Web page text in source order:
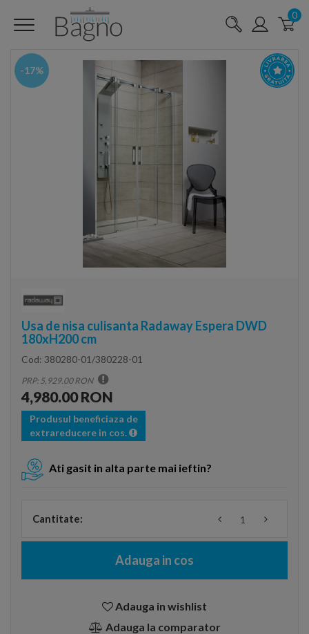
0
-17%
Usa de nisa culisanta Radaway Espera DWD
180xH200 cm
Cod: 380280-01/380228-01
PRP: 5,929.00 RON
4,980.00 RON
Produsul beneficiaza de
extrareducere in cos.
Ati gasit in alta parte mai ieftin?
Cantitate:
Adauga in cos
Adauga in wishlist
Adauga la comparator